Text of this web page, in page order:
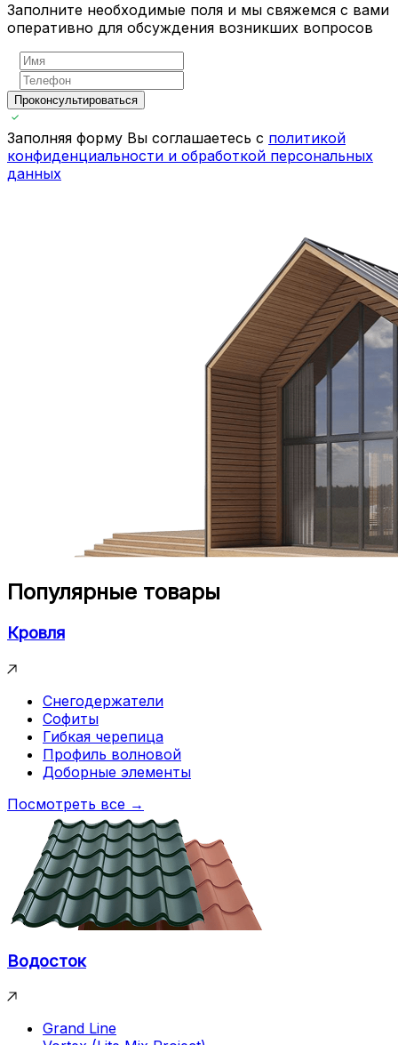
Заполните необходимые поля и мы свяжемся с вами
оперативно для обсуждения возникших вопросов
Проконсультироваться
Заполняя форму Вы соглашаетесь с политикой
конфиденциальности и обработкой персональных
данных
Популярные товары
Кровля
Снегодержатели
Софиты
Гибкая черепица
Профиль волновой
Доборные элементы
Посмотреть все →
Водосток
Grand Line